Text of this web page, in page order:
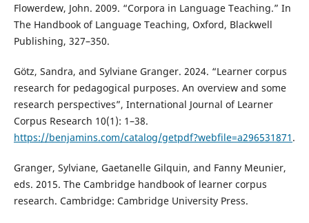
Flowerdew, John. 2009. “Corpora in Language Teaching.” In
The Handbook of Language Teaching, Oxford, Blackwell
Publishing, 327–350.
Götz, Sandra, and Sylviane Granger. 2024. “Learner corpus
research for pedagogical purposes. An overview and some
research perspectives”, International Journal of Learner
Corpus Research 10(1): 1–38.
https://benjamins.com/catalog/getpdf?webfile=a296531871 .
Granger, Sylviane, Gaetanelle Gilquin, and Fanny Meunier,
eds. 2015. The Cambridge handbook of learner corpus
research. Cambridge: Cambridge University Press.